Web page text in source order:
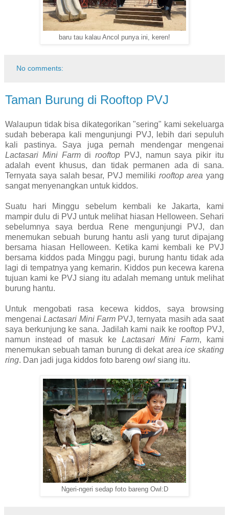
baru tau kalau Ancol punya ini, keren!
No comments:
Taman Burung di Rooftop PVJ
Walaupun tidak bisa dikategorikan "sering" kami sekeluarga
sudah beberapa kali mengunjungi PVJ, lebih dari sepuluh
kali pastinya. Saya juga pernah mendengar mengenai
Lactasari Mini Farmdirooftop PVJ, namun saya pikir itu
adalah event khusus, dan tidak permanen ada di sana.
Ternyata saya salah besar, PVJ memiliki rooftop area yang
sangat menyenangkan untuk kiddos.
Suatu hari Minggu sebelum kembali ke Jakarta, kami
mampir dulu di PVJ untuk melihat hiasan Helloween. Sehari
sebelumnya saya berdua Rene mengunjungi PVJ, dan
menemukan sebuah burung hantu asli yang turut dipajang
bersama hiasan Helloween. Ketika kami kembali ke PVJ
bersama kiddos pada Minggu pagi, burung hantu tidak ada
lagi di tempatnya yang kemarin. Kiddos pun kecewa karena
tujuan kami ke PVJ siang itu adalah memang untuk melihat
burung hantu.
Untuk mengobati rasa kecewa kiddos, saya browsing
mengenaiLactasari Mini FarmPVJ, ternyata masih ada saat
saya berkunjung ke sana. Jadilah kami naik ke rooftop PVJ,
namun instead of masuk ke Lactasari Mini Farm, kami
menemukan sebuah taman burung di dekat areaice skating
ring. Dan jadi juga kiddos foto bareng owl siang itu.
Ngeri-ngeri sedap foto bareng Owl:D